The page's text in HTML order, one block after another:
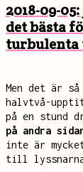
2018-09-
det bästa
turbulenta
Men det är
halvtvå-
på en stund
på andra
inte är
till